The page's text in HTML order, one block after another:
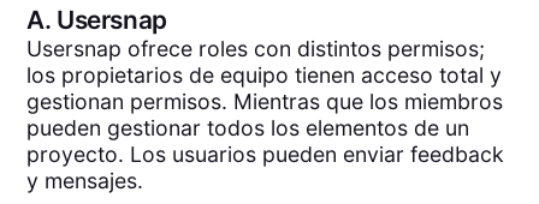
A. Usersnap
Usersnap ofrece roles con distintos permisos;
los propietarios de equipo tienen acceso total y
gestionan permisos. Mientras que los miembros
pueden gestionar todos los elementos de un
proyecto. Los usuarios pueden enviar feedback
y mensajes.